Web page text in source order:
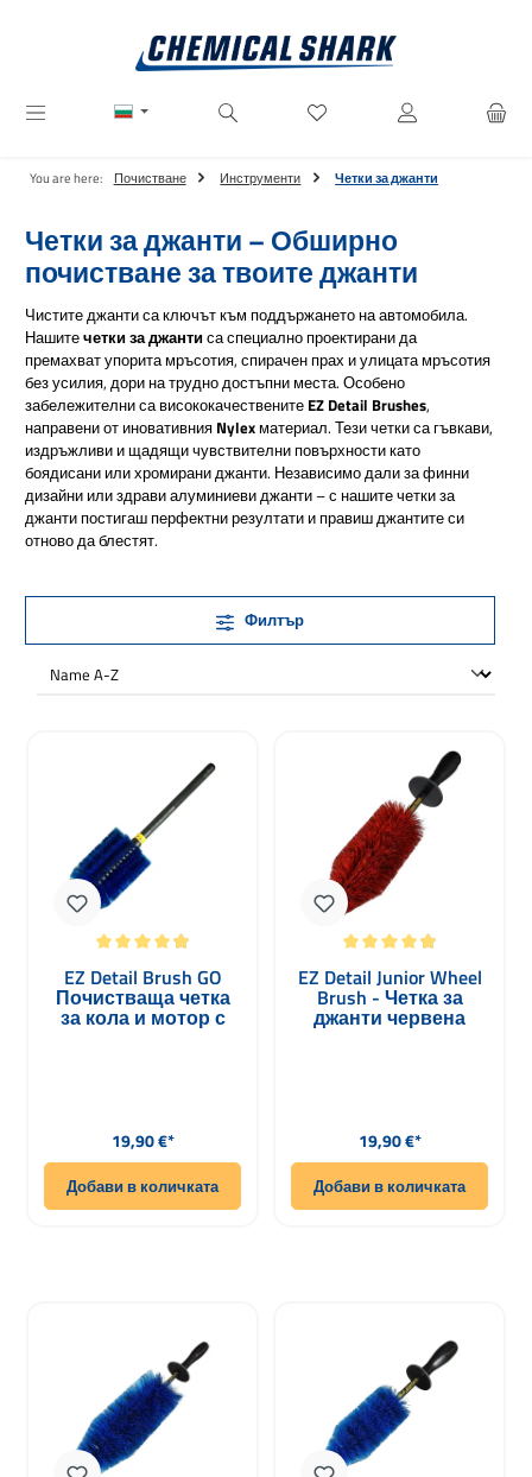
Имате 0 артикули от
You are here: Почистване Инструменти Четки за джанти
Четки за джанти – Обширно
почистване за твоите джанти
Чистите джанти са ключът към поддържането на автомобила.
Нашитечетки за джантиса специално проектирани да
премахват упорита мръсотия, спирачен прах и улицата мръсотия
без усилия, дори на трудно достъпни места. Особено
забележителни са висококачествените EZ Detail Brushes,
направени от иновативния Nylexматериал. Тези четки са гъвкави,
издръжливи и щадящи чувствителни повърхности като
боядисани или хромирани джанти. Независимо дали за финни
дизайни или здрави алуминиеви джанти – с нашите четки за
джанти постигаш перфектни резултати и правиш джантите си
отново да блестят.
Филтър
Средна оценка за 4.92 от 5 звезди
EZ Detail Brush GO
Почистваща четка
за кола и мотор с
кръгла глава
Редовна цена:
19,90 €*
Добави в количката
Средна оценка за 4.93 от 5 звезди
EZ Detail Junior Wheel
Brush - Четка за
джанти червена
33см
Редовна цена:
19,90 €*
Добави в количката